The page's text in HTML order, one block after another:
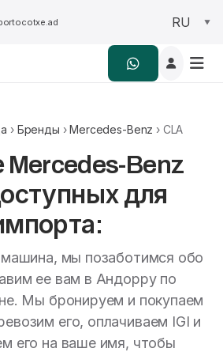
› Бренды ›Mercedes-Benz › CLA
Mercedes-Benz
для
мы позаботимся обо
ее вам в Андорру по
Мы бронируем и покупаем
его, оплачиваем IGI и
его на ваше имя, чтобы